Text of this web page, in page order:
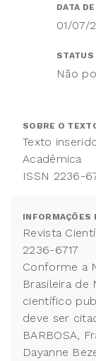
DATA
01/07/
STATUS
Não
SOBRE O
Texto
Acadêmica
ISSN 2236-
INFORMAÇÕES
Revista
2236-6717
Conforme a
Brasileira de
científico
deve ser
BARBOSA,
Dayanne